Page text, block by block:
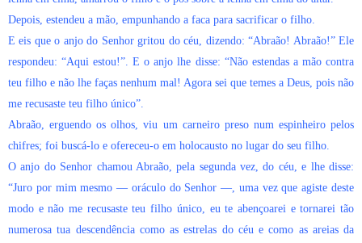
Depois, estendeu a mão, empunhando a faca para sacrificar o filho.
E eis que o anjo do Senhor gritou do céu, dizendo: “Abraão! Abraão!” Ele
respondeu: “Aqui estou!”. E o anjo lhe disse: “Não estendas a mão contra
teu filho e não lhe faças nenhum mal! Agora sei que temes a Deus, pois não
me recusaste teu filho único”.
Abraão, erguendo os olhos, viu um carneiro preso num espinheiro pelos
chifres; foi buscá-lo e ofereceu-o em holocausto no lugar do seu filho.
O anjo do Senhor chamou Abraão, pela segunda vez, do céu, e lhe disse:
“Juro por mim mesmo — oráculo do Senhor —, uma vez que agiste deste
modo e não me recusaste teu filho único, eu te abençoarei e tornarei tão
numerosa tua descendência como as estrelas do céu e como as areias da